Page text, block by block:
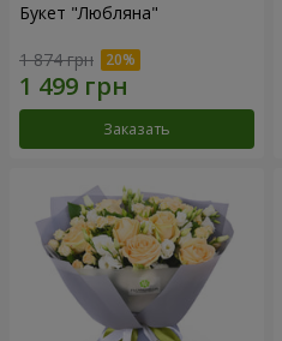
Букет "Любляна"
1 874 грн
Заказать